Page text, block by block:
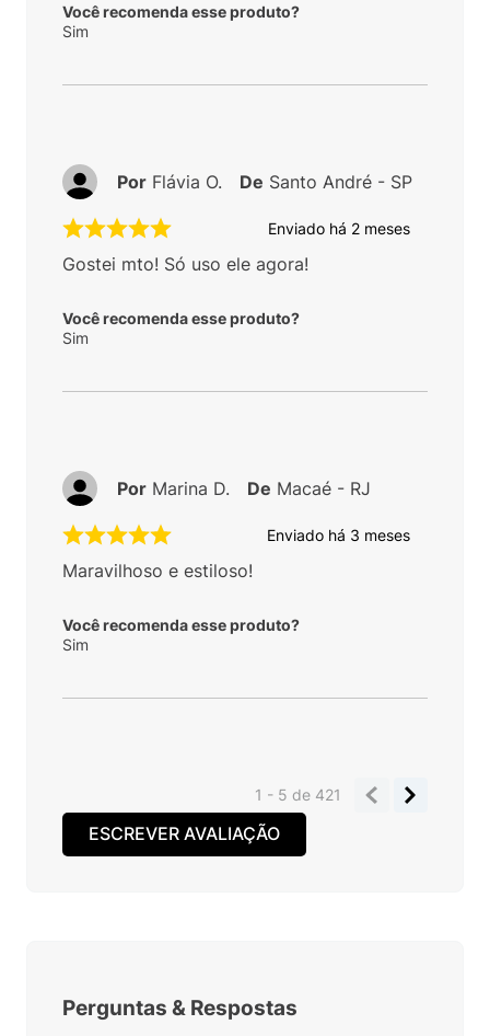
Você recomenda esse produto?
Sim
Enviado há 2 meses
Gostei mto! Só uso ele agora!
Você recomenda esse produto?
Sim
Por Flávia O. De Santo André - SP
Enviado há 3 meses
Maravilhoso e estiloso!
Você recomenda esse produto?
Sim
Por Marina D. De Macaé - RJ
1 - 5de 421
ESCREVER AVALIAÇÃO
Perguntas & Respostas